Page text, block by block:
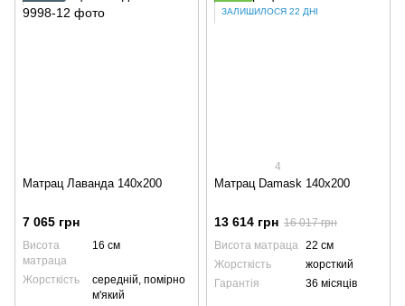
Матрац Лаванда 140x200
7 065 грн
Висота
матраца
16 см
Жорсткість
середній, помірно
м'який
ЗАЛИШИЛОСЯ 22 ДНІ
4
Матрац Damask 140x200
13 614 грн 16 017 грн
Висота матраца 22 см
Жорсткість
жорсткий
Гарантія
36 місяців